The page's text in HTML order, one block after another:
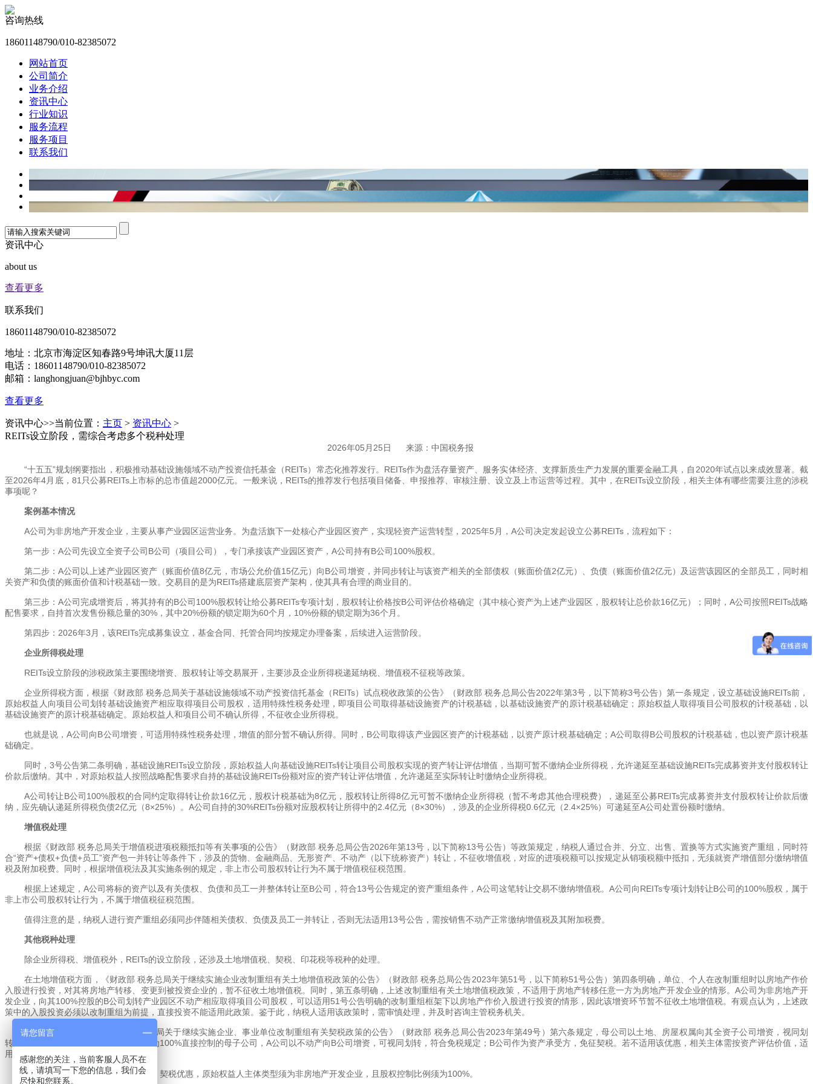
咨询热线
18601148790/010-82385072
网站首页
公司简介
业务介绍
资讯中心
行业知识
服务流程
服务项目
联系我们
资讯中心
about us
查看更多
联系我们
18601148790/010-82385072
地址：北京市海淀区知春路9号坤讯大厦11层
电话：18601148790/010-82385072
邮箱：langhongjuan@bjhbyc.com
查看更多
资讯中心>>当前位置： 主页 > 资讯中心 >
REITs设立阶段，需综合考虑多个税种处理
2026年05月25日 来源：中国税务报
“十五五”规划纲要指出，积极推动基础设施领域不动产投资信托基金（REITs）常态化推荐发行。REITs作为盘活存量资产、服务实体经济、支撑新质生产力发展的重要金融工具，自2020年试点以来成效显著。截
至2026年4月底，81只公募REITs上市标的总市值超2000亿元。一般来说，REITs的推荐发行包括项目储备、申报推荐、审核注册、设立及上市运营等过程。其中，在REITs设立阶段，相关主体有哪些需要注意的涉税
事项呢？
案例基本情况
A公司为非房地产开发企业，主要从事产业园区运营业务。为盘活旗下一处核心产业园区资产，实现轻资产运营转型，2025年5月，A公司决定发起设立公募REITs，流程如下：
第一步：A公司先设立全资子公司B公司（项目公司），专门承接该产业园区资产，A公司持有B公司100%股权。
第二步：A公司以上述产业园区资产（账面价值8亿元，市场公允价值15亿元）向B公司增资，并同步转让与该资产相关的全部债权（账面价值2亿元）、负债（账面价值2亿元）及运营该园区的全部员工，同时相
关资产和负债的账面价值和计税基础一致。交易目的是为REITs搭建底层资产架构，使其具有合理的商业目的。
第三步：A公司完成增资后，将其持有的B公司100%股权转让给公募REITs专项计划，股权转让价格按B公司评估价格确定（其中核心资产为上述产业园区，股权转让总价款16亿元）；同时，A公司按照REITs战略
配售要求，自持首次发售份额总量的30%，其中20%份额的锁定期为60个月，10%份额的锁定期为36个月。
第四步：2026年3月，该REITs完成募集设立，基金合同、托管合同均按规定办理备案，后续进入运营阶段。
企业所得税处理
REITs设立阶段的涉税政策主要围绕增资、股权转让等交易展开，主要涉及企业所得税递延纳税、增值税不征税等政策。
企业所得税方面，根据《财政部 税务总局关于基础设施领域不动产投资信托基金（REITs）试点税收政策的公告》（财政部 税务总局公告2022年第3号，以下简称3号公告）第一条规定，设立基础设施REITs前，
原始权益人向项目公司划转基础设施资产相应取得项目公司股权，适用特殊性税务处理，即项目公司取得基础设施资产的计税基础，以基础设施资产的原计税基础确定；原始权益人取得项目公司股权的计税基础，以
基础设施资产的原计税基础确定。原始权益人和项目公司不确认所得，不征收企业所得税。
也就是说，A公司向B公司增资，可适用特殊性税务处理，增值的部分暂不确认所得。同时，B公司取得该产业园区资产的计税基础，以资产原计税基础确定；A公司取得B公司股权的计税基础，也以资产原计税基
础确定。
同时，3号公告第二条明确，基础设施REITs设立阶段，原始权益人向基础设施REITs转让项目公司股权实现的资产转让评估增值，当期可暂不缴纳企业所得税，允许递延至基础设施REITs完成募资并支付股权转让
价款后缴纳。其中，对原始权益人按照战略配售要求自持的基础设施REITs份额对应的资产转让评估增值，允许递延至实际转让时缴纳企业所得税。
A公司转让B公司100%股权的合同约定取得转让价款16亿元，股权计税基础为8亿元，股权转让所得8亿元可暂不缴纳企业所得税（暂不考虑其他合理税费），递延至公募REITs完成募资并支付股权转让价款后缴
纳，应先确认递延所得税负债2亿元（8×25%）。A公司自持的30%REITs份额对应股权转让所得中的2.4亿元（8×30%），涉及的企业所得税0.6亿元（2.4×25%）可递延至A公司处置份额时缴纳。
增值税处理
根据《财政部 税务总局关于增值税进项税额抵扣等有关事项的公告》（财政部 税务总局公告2026年第13号，以下简称13号公告）等政策规定，纳税人通过合并、分立、出售、置换等方式实施资产重组，同时符
合“资产+债权+负债+员工”资产包一并转让等条件下，涉及的货物、金融商品、无形资产、不动产（以下统称资产）转让，不征收增值税，对应的进项税额可以按规定从销项税额中抵扣，无须就资产增值部分缴纳增值
税及附加税费。同时，根据增值税法及其实施条例的规定，非上市公司股权转让行为不属于增值税征税范围。
根据上述规定，A公司将标的资产以及有关债权、负债和员工一并整体转让至B公司，符合13号公告规定的资产重组条件，A公司这笔转让交易不缴纳增值税。A公司向REITs专项计划转让B公司的100%股权，属于
非上市公司股权转让行为，不属于增值税征税范围。
值得注意的是，纳税人进行资产重组必须同步伴随相关债权、负债及员工一并转让，否则无法适用13号公告，需按销售不动产正常缴纳增值税及其附加税费。
其他税种处理
除企业所得税、增值税外，REITs的设立阶段，还涉及土地增值税、契税、印花税等税种的处理。
在土地增值税方面，《财政部 税务总局关于继续实施企业改制重组有关土地增值税政策的公告》（财政部 税务总局公告2023年第51号，以下简称51号公告）第四条明确，单位、个人在改制重组时以房地产作价
入股进行投资，对其将房地产转移、变更到被投资企业的，暂不征收土地增值税。同时，第五条明确，上述改制重组有关土地增值税政策，不适用于房地产转移任意一方为房地产开发企业的情形。A公司为非房地产开
发企业，向其100%控股的B公司划转产业园区不动产相应取得项目公司股权，可以适用51号公告明确的改制重组框架下以房地产作价入股进行投资的情形，因此该增资环节暂不征收土地增值税。有观点认为，上述政
策中的入股投资必须以改制重组为前提，直接投资不能适用此政策。鉴于此，纳税人适用该政策时，需审慎处理，并及时咨询主管税务机关。
在契税方面，根据《财政部 税务总局关于继续实施企业、事业单位改制重组有关契税政策的公告》（财政部 税务总局公告2023年第49号）第六条规定，母公司以土地、房屋权属向其全资子公司增资，视同划
转，免征契税。案例中，A公司与B公司为100%直接控制的母子公司，A公司以不动产向B公司增资，可视同划转，符合免税规定；B公司作为资产承受方，免征契税。若不适用该优惠，相关主体需按资产评估价值，适
用不动产所在地的税率缴纳契税。
笔者提醒，为顺利享受土地增值税、契税优惠，原始权益人主体类型须为非房地产开发企业，且股权控制比例须为100%。
请您留言
感谢您的关注，当前客服人员不在
线，请填写一下您的信息，我们会
尽快和您联系。